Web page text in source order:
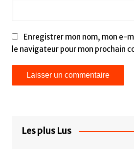
Enregistrer mon nom, mon e-
le navigateur pour mon prochain
Les plus Lus